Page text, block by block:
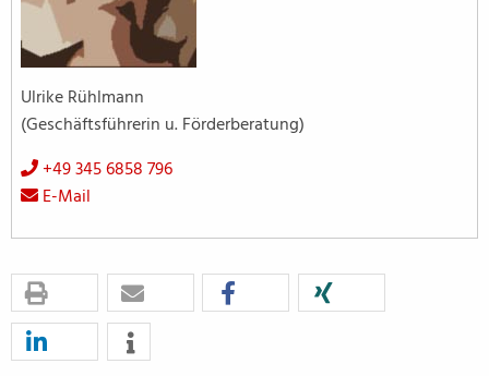
Ulrike Rühlmann
(Geschäftsführerin u. Förderberatung)
+49 345 6858 796
E-Mail